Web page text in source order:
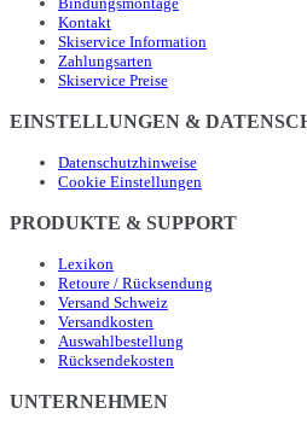
Kontakt
Skiservice Information
Zahlungsarten
Skiservice Preise
EINSTELLUNGEN &
Datenschutzhinweise
Cookie Einstellungen
PRODUKTE & SUPPORT
Lexikon
Retoure / Rücksendung
Versand Schweiz
Versandkosten
Auswahlbestellung
Rücksendekosten
UNTERNEHMEN